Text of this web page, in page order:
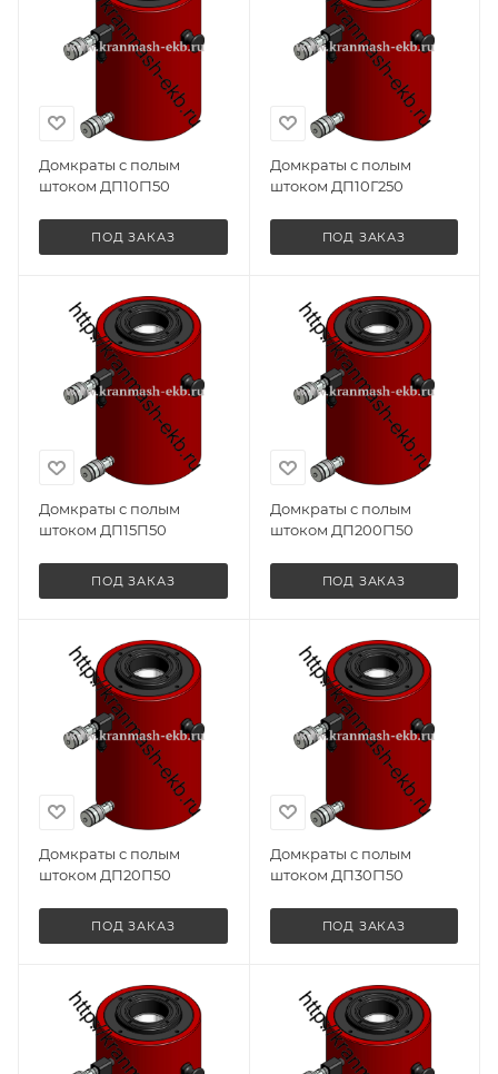
Домкраты с полым
штоком ДП10Г150
ПОД ЗАКАЗ
Домкраты с полым
штоком ДП10Г250
ПОД ЗАКАЗ
Домкраты с полым
штоком ДП15П50
ПОД ЗАКАЗ
Домкраты с полым
штоком ДП200Г150
ПОД ЗАКАЗ
Домкраты с полым
штоком ДП20П50
ПОД ЗАКАЗ
Домкраты с полым
штоком ДП30Г150
ПОД ЗАКАЗ